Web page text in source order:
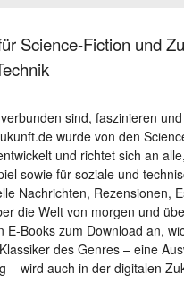
Science-Fiction und
sind, faszinieren
wurde von den
und richtet sich an
sowie für soziale und
Nachrichten, Rezensionen,
die Welt von morgen und
Books zum Download an,
des Genres – eine
– wird auch in der digitalen